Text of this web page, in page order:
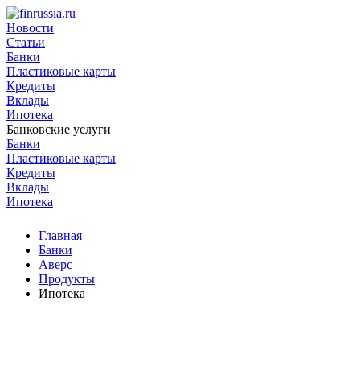
Новости
Статьи
Банки
Пластиковые карты
Кредиты
Вклады
Ипотека
Банковские услуги
Банки
Пластиковые карты
Кредиты
Вклады
Ипотека
Главная
Банки
Аверс
Продукты
Ипотека